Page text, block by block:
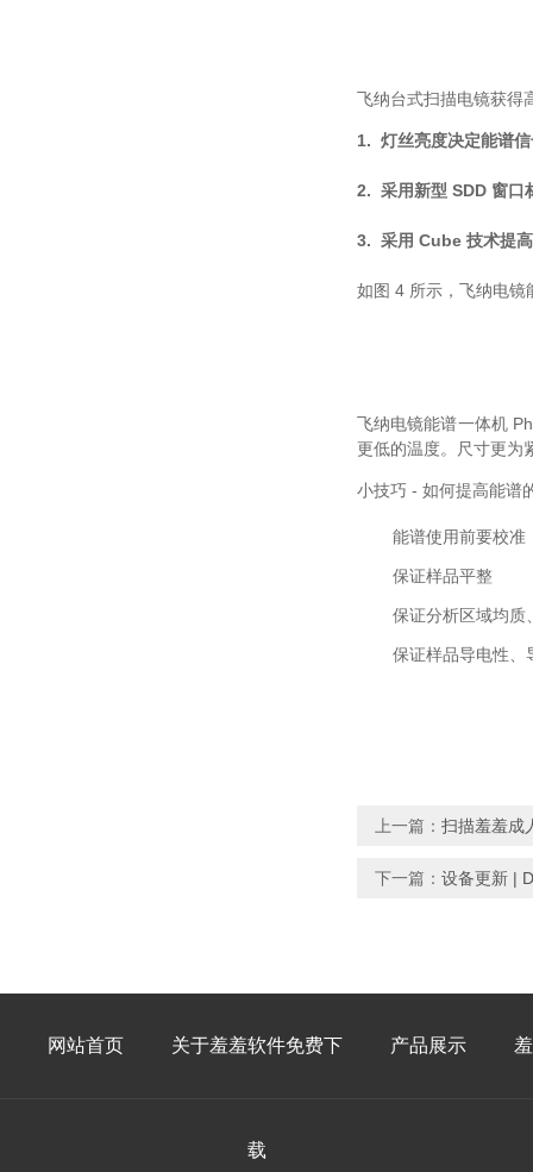
飞纳台式扫描电镜获得
1. 灯丝亮度决定能谱
2. 采用新型 SDD 窗口
3. 采用 Cube 技术提
如图 4 所示，飞纳电
飞纳电镜能谱一体机
更低的温度。尺寸更为
小技巧 - 如何提高能谱
能谱使用前要校准
保证样品平整
保证分析区域均质
保证样品导电性
上一篇： 扫描羞羞成
下一篇： 设备更新 |
网站首页 关于羞羞软件免费下
载
产品展示